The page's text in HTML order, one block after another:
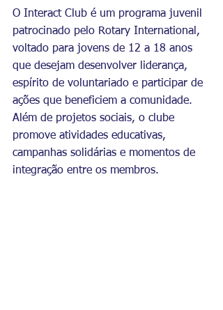
O Interact Club é um programa juvenil
patrocinado pelo Rotary International,
voltado para jovens de 12 a 18 anos
que desejam desenvolver liderança,
espírito de voluntariado e participar de
ações que beneficiem a comunidade.
Além de projetos sociais, o clube
promove atividades educativas,
campanhas solidárias e momentos de
integração entre os membros.